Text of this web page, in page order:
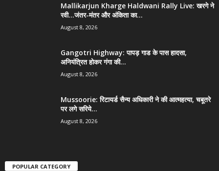
Mallikarjun Kharge Haldwani Rally Live: खरगे ने
रवी…जंतर-मंतर और अंकिता का...
August 8, 2026
Gangotri Highway: पापड़ गाड के पास हादसा,
अनियंत्रित होकर गंगा की...
August 8, 2026
Mussoorie: रिटायर्ड सैन्य अधिकारी ने की आत्महत्या, चबूतरे
पर लगे सरिये...
August 8, 2026
POPULAR CATEGORY